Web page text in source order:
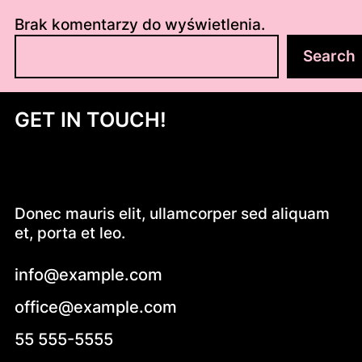
Brak komentarzy do wyświetlenia.
u
a
Search
GET IN TOUCH!
Donec mauris elit, ullamcorper sed aliquam
et, porta et leo.
info@example.com
office@example.com
55 555-5555